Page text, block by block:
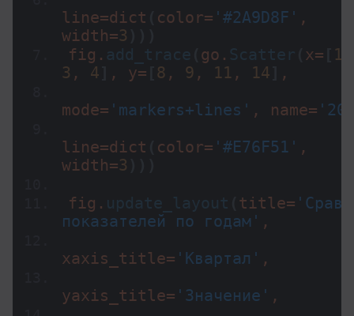
line=dict color= '#2A9D8F' ,
width=3
fig. add_trace go. Scatter x= 1
3 , 4 , y= 8 , 9 , 11 , 14 ,
mode= 'markers+lines' , name=
line=dict color= '#E76F51' ,
width=3
fig. update_layout title=
показателей по годам' ,
xaxis_title= 'Квартал' ,
yaxis_title= 'Значение' ,